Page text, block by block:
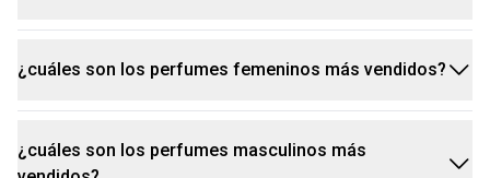
en general, los artículos de perfumería lideran la
lista de natura productos más vendidos. los
Humor y Kriska están entre las favoritas.
¿cuáles son los perfumes femeninos más vendidos?
las fragancias de las líneas Luna y Essencial
¿cuáles son los perfumes masculinos más